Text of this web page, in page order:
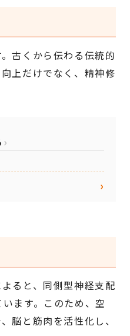
古くから伝わる伝統的
上だけでなく、精神修
ると、同側型神経支配
ます。このため、空
脳と筋肉を活性化し、